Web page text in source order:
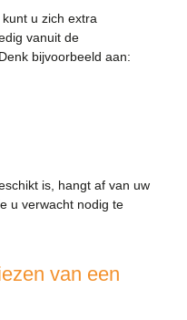
u zich extra
vanuit de
bijvoorbeeld aan:
is, hangt af van uw
u verwacht nodig te
van een